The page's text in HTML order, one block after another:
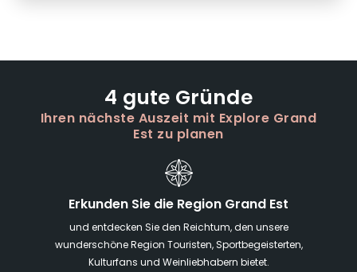
4 gute Gründe
Ihren nächste Auszeit mit Explore Grand
Est zu planen
Erkunden Sie die Region Grand Est
und entdecken Sie den Reichtum, den unsere
wunderschöne Region Touristen, Sportbegeisterten,
Kulturfans und Weinliebhabern bietet.